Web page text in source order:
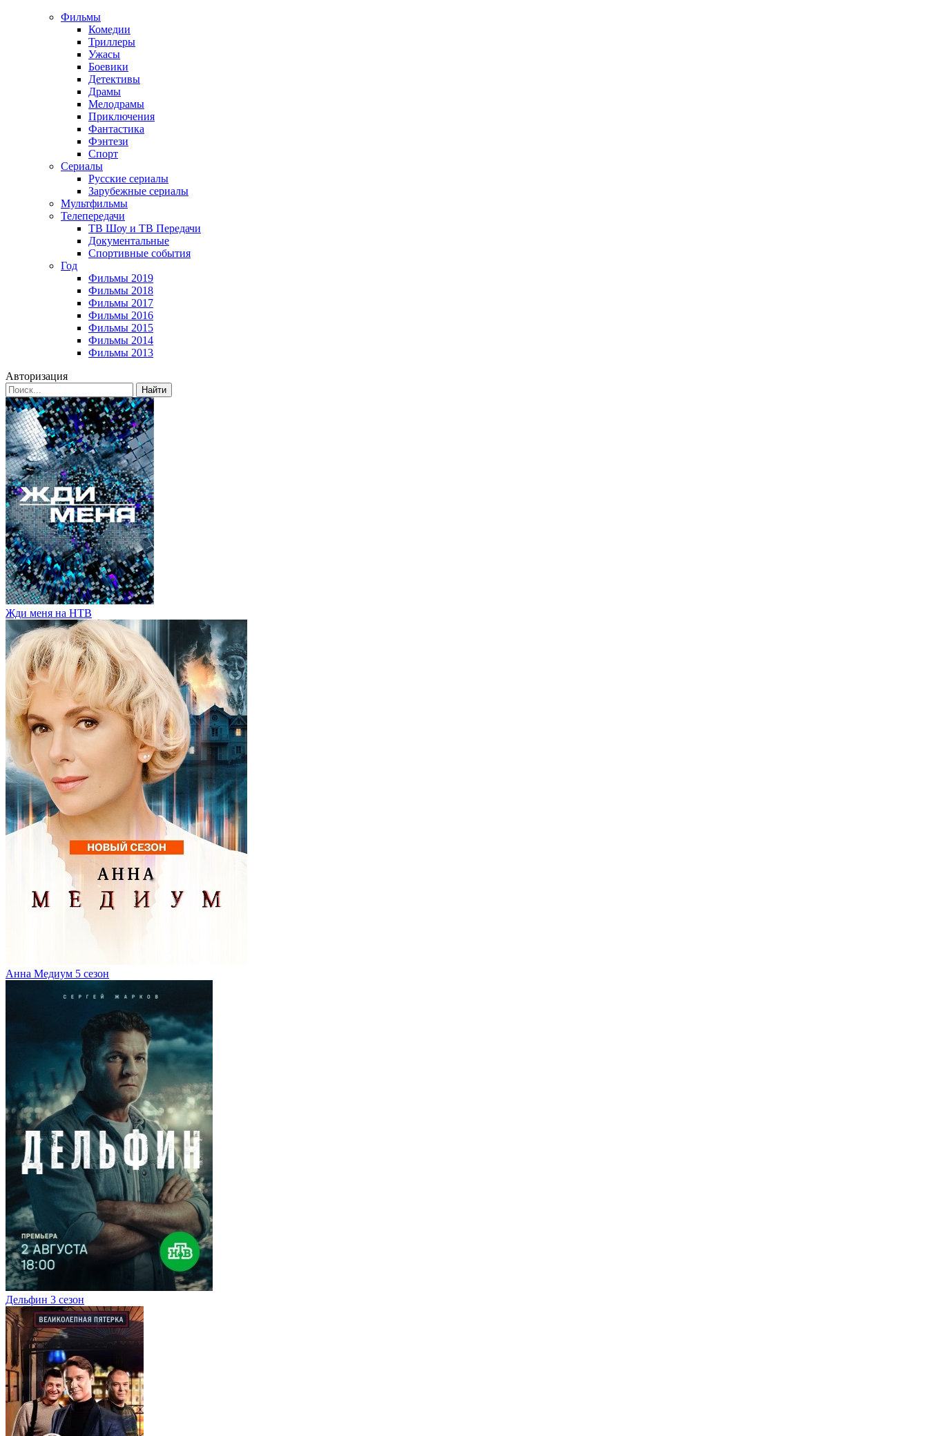
Фильмы
Комедии
Триллеры
Ужасы
Боевики
Детективы
Драмы
Мелодрамы
Приключения
Фантастика
Фэнтези
Спорт
Сериалы
Русские сериалы
Зарубежные сериалы
Мультфильмы
Телепередачи
ТВ Шоу и ТВ Передачи
Документальные
Спортивные события
Год
Фильмы 2019
Фильмы 2018
Фильмы 2017
Фильмы 2016
Фильмы 2015
Фильмы 2014
Фильмы 2013
Авторизация
Найти
Жди меня на НТВ
Анна Медиум 5 сезон
Дельфин 3 сезон